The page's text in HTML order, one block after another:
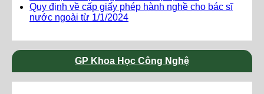
Quy định về cấp giấy phép hành nghề cho bác sĩ
nước ngoài từ 1/1/2024
GP Khoa Học Công Nghệ